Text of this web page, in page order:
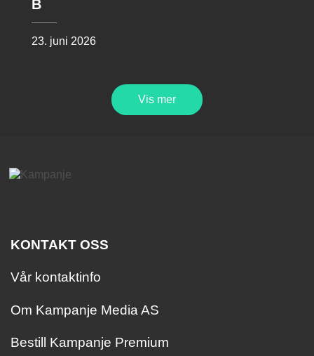
B
23. juni 2026
Vis mer
KONTAKT OSS
Vår kontaktinfo
Om Kampanje Media AS
Bestill Kampanje Premium